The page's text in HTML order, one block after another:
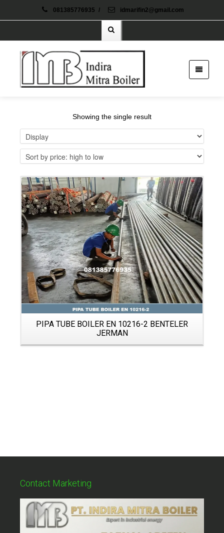
081385776935 / idmarifin2@gmail.com
Showing the single result
Details
PIPA TUBE BOILER EN 10216-2 BENTELER
JERMAN
Contact Marketing